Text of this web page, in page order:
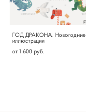
ГОД ДРАКОНА. Новогодние
иллюстрации
от 1 600 pуб.